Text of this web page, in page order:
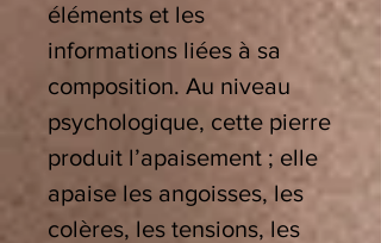
éléments et les
informations liées à sa
composition. Au niveau
psychologique, cette pierre
produit l’apaisement ; elle
apaise les angoisses, les
colères, les tensions, les